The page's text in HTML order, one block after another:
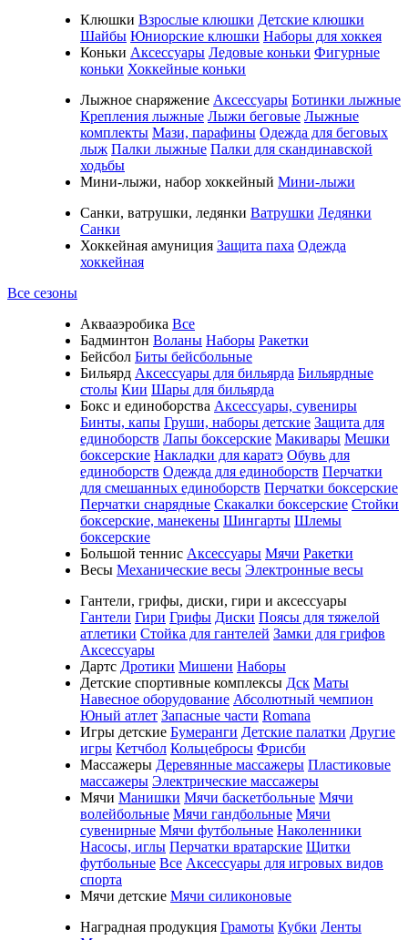
Клюшки Взрослые клюшки Детские клюшки
Шайбы Юниорские клюшки Наборы для хоккея
Коньки Аксессуары Ледовые коньки Фигурные
коньки Хоккейные коньки
Лыжное снаряжение Аксессуары Ботинки лыжные
Крепления лыжные Лыжи беговые Лыжные
комплекты Мази, парафины Одежда для беговых
лыж Палки лыжные Палки для скандинавской
ходьбы
Мини-лыжи, набор хоккейный Мини-лыжи
Санки, ватрушки, ледянки Ватрушки Ледянки
Санки
Хоккейная амуниция Защита паха Одежда
хоккейная
Все сезоны
Аквааэробика Все
Бадминтон Воланы Наборы Ракетки
Бейсбол Биты бейсбольные
Бильярд Аксессуары для бильярда Бильярдные
столы Кии Шары для бильярда
Бокс и единоборства Аксессуары, сувениры
Бинты, капы Груши, наборы детские Защита для
единоборств Лапы боксерские Макивары Мешки
боксерские Накладки для каратэ Обувь для
единоборств Одежда для единоборств Перчатки
для смешанных единоборств Перчатки боксерские
Перчатки снарядные Скакалки боксерские Стойки
боксерские, манекены Шингарты Шлемы
боксерские
Большой теннис Аксессуары Мячи Ракетки
Весы Механические весы Электронные весы
Гантели, грифы, диски, гири и аксессуары
Гантели Гири Грифы Диски Поясы для тяжелой
атлетики Стойка для гантелей Замки для грифов
Аксессуары
Дартс Дротики Мишени Наборы
Детские спортивные комплексы Дск Маты
Навесное оборудование Абсолютный чемпион
Юный атлет Запасные части Romana
Игры детские Бумеранги Детские палатки Другие
игры Кетчбол Кольцебросы Фрисби
Массажеры Деревянные массажеры Пластиковые
массажеры Электрические массажеры
Мячи Манишки Мячи баскетбольные Мячи
волейбольные Мячи гандбольные Мячи
сувенирные Мячи футбольные Наколенники
Насосы, иглы Перчатки вратарские Щитки
футбольные Все Аксессуары для игровых видов
спорта
Мячи детские Мячи силиконовые
Наградная продукция Грамоты Кубки Ленты